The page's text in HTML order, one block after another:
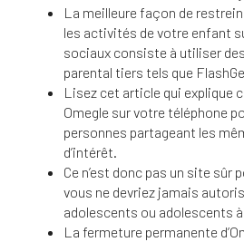
La meilleure façon de
les activités de votre enfant
sociaux consiste à utiliser
parental tiers tels que
Lisez cet article qui explique
Omegle sur votre téléphone
personnes partageant les
d’intérêt.
Ce n’est donc pas un site sûr
vous ne devriez jamais
adolescents ou adolescents
La fermeture permanente